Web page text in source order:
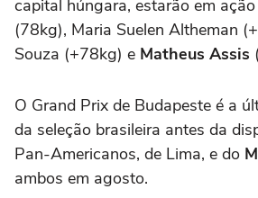
capital húngara, estarão em
(78kg), Maria Suelen Altheman
Souza (+78kg) e Matheus Assis
O Grand Prix de Budapeste é a
da seleção brasileira antes da
Pan-Americanos, de Lima, e do
ambos em agosto.